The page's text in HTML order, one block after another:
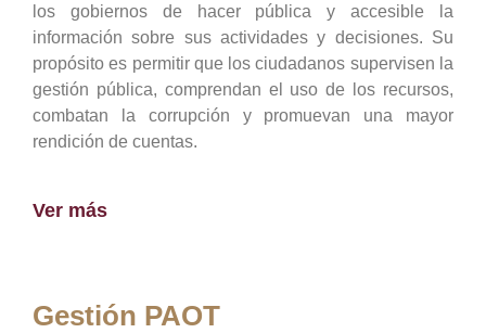
los gobiernos de hacer pública y accesible la
información sobre sus actividades y decisiones. Su
propósito es permitir que los ciudadanos supervisen la
gestión pública, comprendan el uso de los recursos,
combatan la corrupción y promuevan una mayor
rendición de cuentas.
Ver más
Gestión PAOT